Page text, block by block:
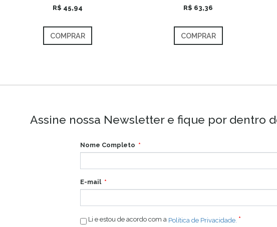
R$ 45,94
COMPRAR
R$ 63,36
COMPRAR
Assine nossa Newsletter e fique por dentro
Nome Completo
E-mail
Li e estou de acordo com a Política de Privacidade.